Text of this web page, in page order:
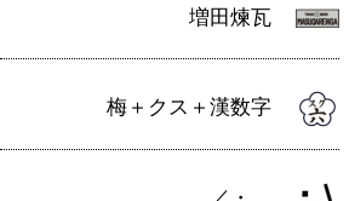
増田煉瓦
梅＋クス＋漢数字